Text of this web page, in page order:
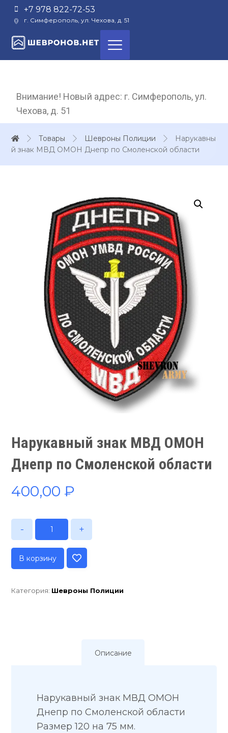
+7 978 822-72-53
г. Симферополь, ул. Чехова, д. 51
Внимание! Новый адрес: г. Симферополь, ул.
Чехова, д. 51
Товары Шевроны Полиции
Нарукавны
й знак МВД ОМОН Днепр по Смоленской области
Нарукавный знак МВД ОМОН
Днепр по Смоленской области
400,00₽
- +
В корзину
Категория: Шевроны Полиции
Описание
Нарукавный знак МВД ОМОН
Днепр по Смоленской области
Размер 120 на 75 мм.